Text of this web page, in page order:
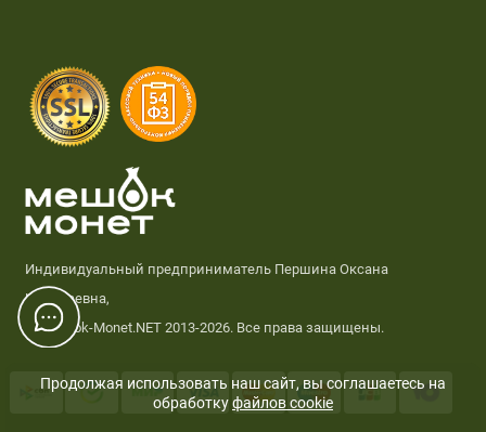
Индивидуальный предприниматель Першина Оксана
Николаевна,
© Meshok-Monet.NET 2013-2026. Все права защищены.
Продолжая использовать наш сайт, вы соглашаетесь на
обработкуфайлов cookie